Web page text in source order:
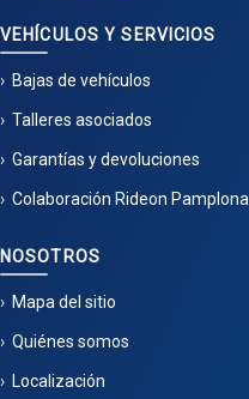
VEHÍCULOS Y SERVICIOS
Bajas de vehículos
Talleres asociados
Garantías y devoluciones
Colaboración Rideon Pamplona
NOSOTROS
Mapa del sitio
Quiénes somos
Localización